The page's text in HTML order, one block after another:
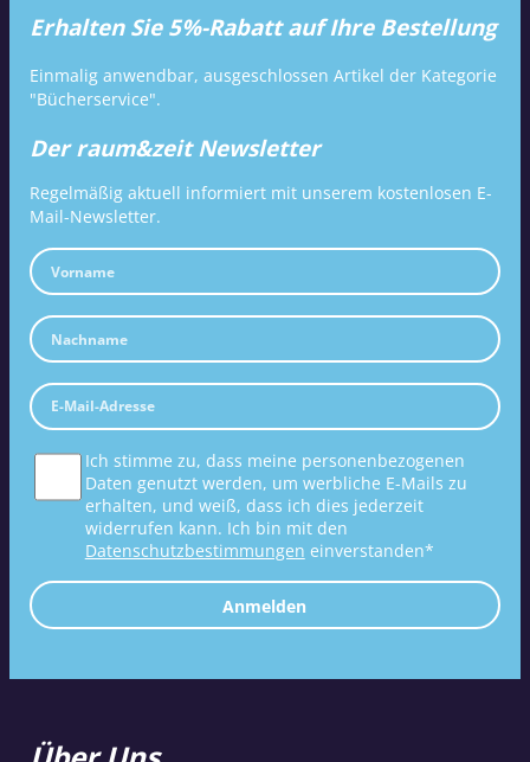
Erhalten Sie 5%-Rabatt auf Ihre Bestellung
Einmalig anwendbar, ausgeschlossen Artikel der Kategorie
"Bücherservice".
Der raum&zeit Newsletter
Regelmäßig aktuell informiert mit unserem kostenlosen E-
Mail-Newsletter.
Ich stimme zu, dass meine personenbezogenen
Daten genutzt werden, um werbliche E-Mails zu
erhalten, und weiß, dass ich dies jederzeit
widerrufen kann. Ich bin mit den
Datenschutzbestimmungen einverstanden*
Anmelden